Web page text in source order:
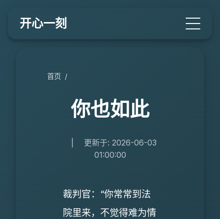
开心一刻
首页 /
你也如此
更新于: 2026-06-03
01:00:00
裁判官：“你常常到法
院里来，不觉得难为情